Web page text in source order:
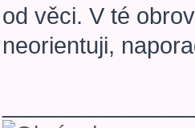
od věci. V té
neorientuji,